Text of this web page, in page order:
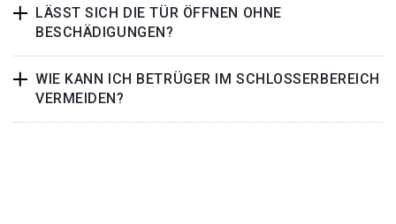
LÄSST SICH DIE TÜR ÖFFNEN OHNE
BESCHÄDIGUNGEN?
WIE KANN ICH BETRÜGER IM SCHLOSSERBEREICH
VERMEIDEN?